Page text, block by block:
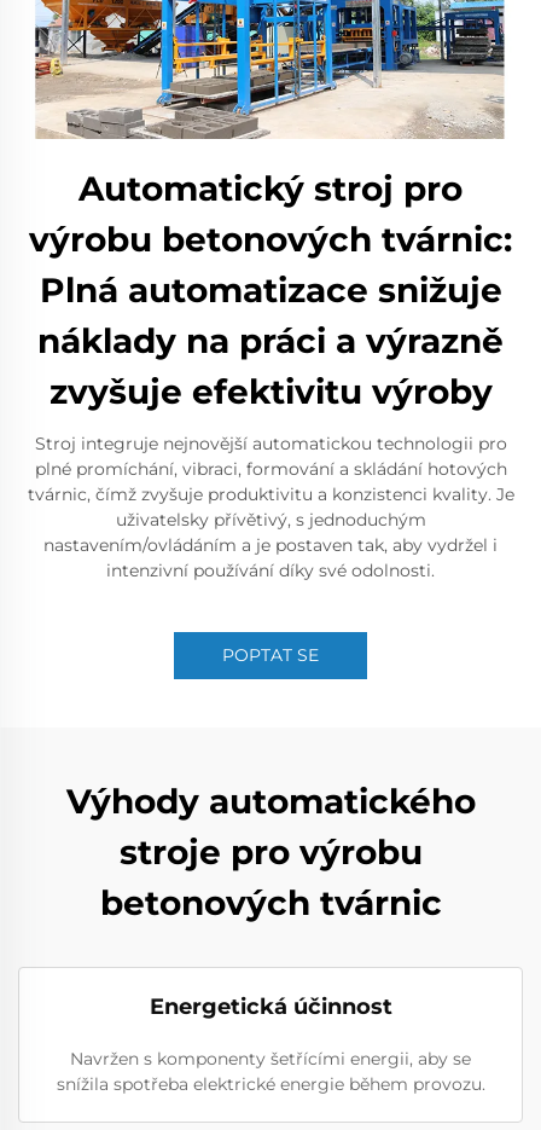
Automatický stroj pro
výrobu betonových tvárnic:
Plná automatizace snižuje
náklady na práci a výrazně
zvyšuje efektivitu výroby
Stroj integruje nejnovější automatickou technologii pro
plné promíchání, vibraci, formování a skládání hotových
tvárnic, čímž zvyšuje produktivitu a konzistenci kvality. Je
uživatelsky přívětivý, s jednoduchým
nastavením/ovládáním a je postaven tak, aby vydržel i
intenzivní používání díky své odolnosti.
POPTAT SE
Výhody automatického
stroje pro výrobu
betonových tvárnic
Energetická účinnost
Navržen s komponenty šetřícími energii, aby se
snížila spotřeba elektrické energie během provozu.